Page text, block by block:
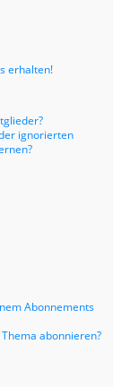
erhalten!
ignorierten
Abonnements
abonnieren?